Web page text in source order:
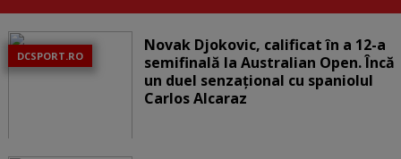
DCSPORT.RO
Novak Djokovic, calificat în a 12-a
semifinală la Australian Open. Încă
un duel senzațional cu spaniolul
Carlos Alcaraz